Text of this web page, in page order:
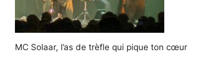
MC Solaar, l’as de trèfle qui pique ton cœur